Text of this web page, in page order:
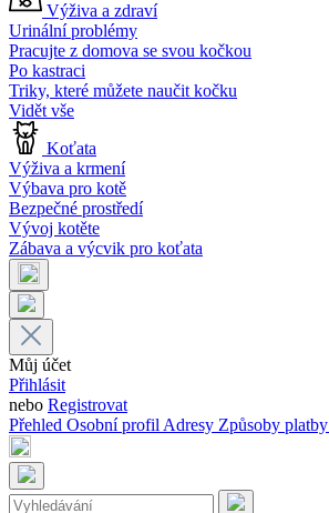
Výživa a zdraví
Urinální problémy
Pracujte z domova se svou kočkou
Po kastraci
Triky, které můžete naučit kočku
Vidět vše
Koťata
Výživa a krmení
Výbava pro kotě
Bezpečné prostředí
Vývoj kotěte
Zábava a výcvik pro koťata
Můj účet
Přihlásit
nebo Registrovat
Přehled Osobní profilAdresy Způsoby platby